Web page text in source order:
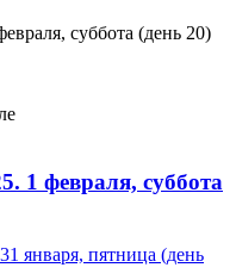
суббота (день 20)
1 февраля, суббота